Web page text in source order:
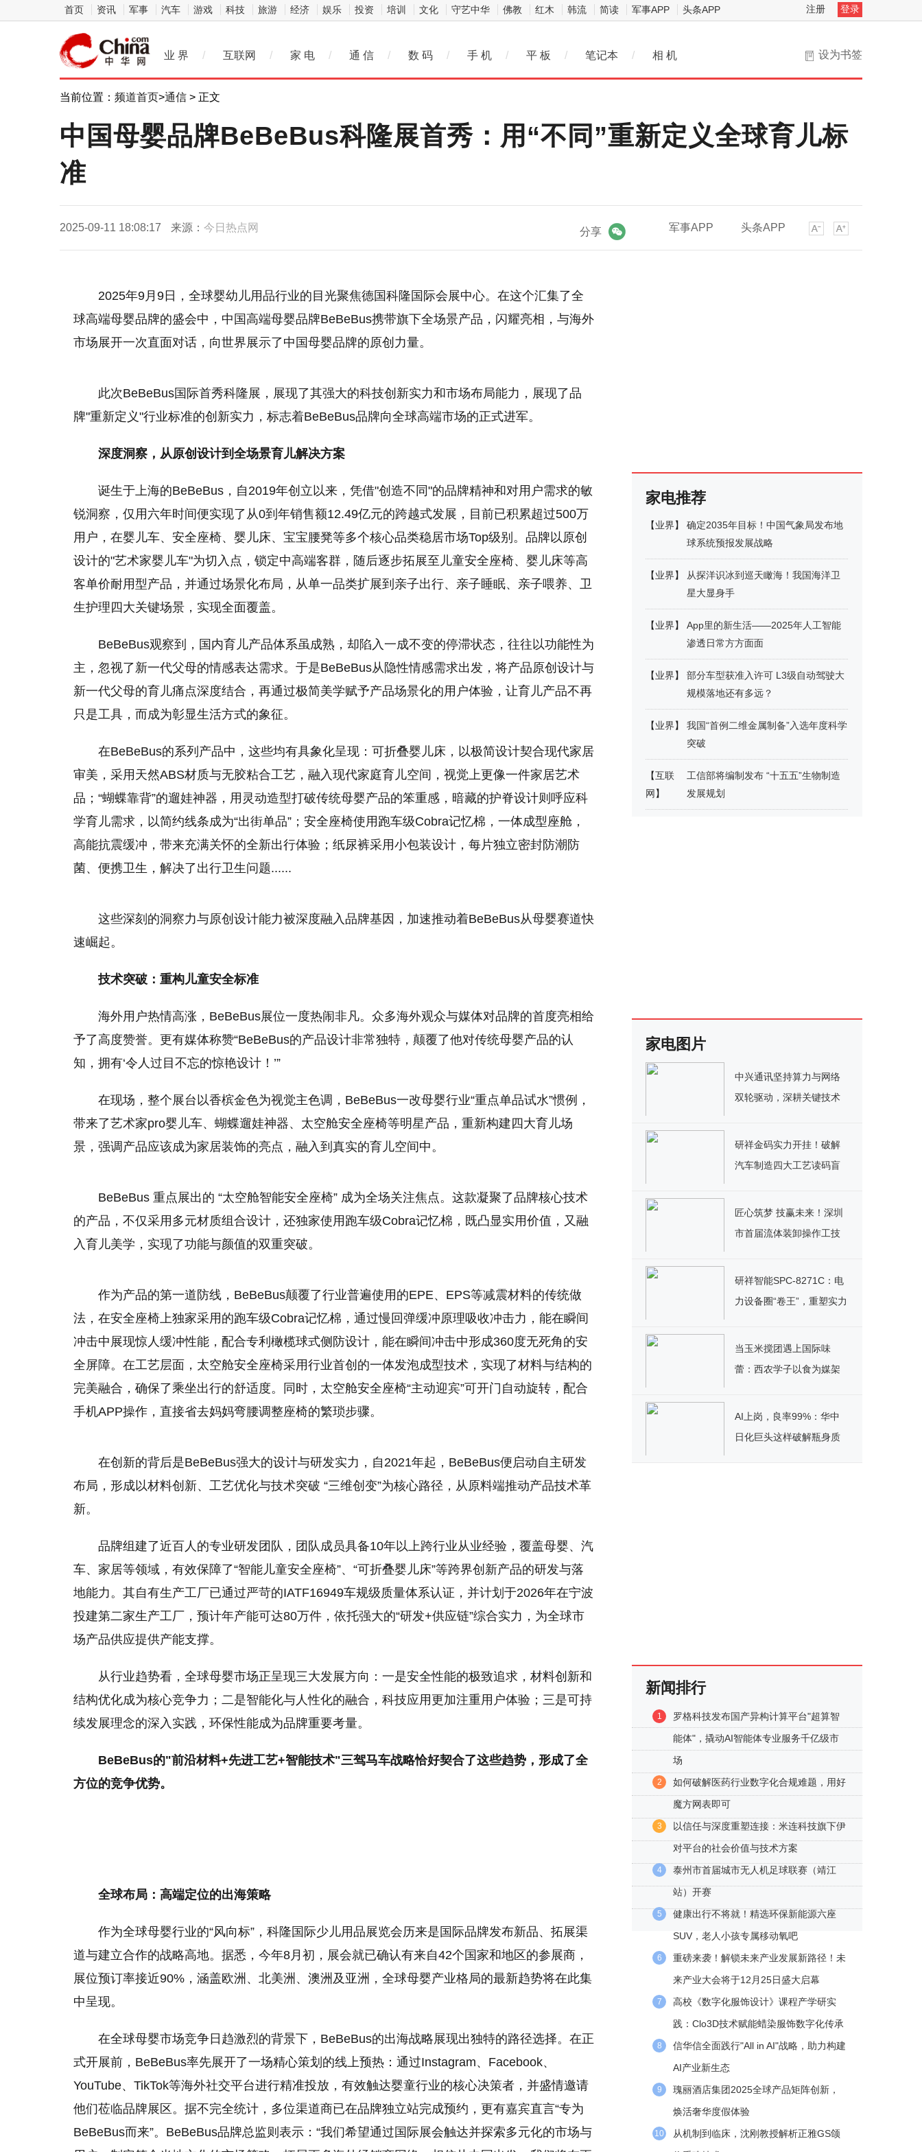
首页 资讯 军事 汽车 游戏 科技 旅游 经济 娱乐 投资 培训 文化 守艺中华 佛教 红木 韩流 简读 军事APP 头条APP 注册 登录
设为书签
业 界 / 互联网 / 家 电 / 通 信 / 数 码 / 手 机 / 平 板 / 笔记本 / 相 机
当前位置： 频道首页>通信 > 正文
中国母婴品牌BeBeBus科隆展首秀：用“不同”重新定义全球育儿标
准
2025-09-11 18:08:17 来源： 今日热点网 军事APP 头条APP
分享
2025年9月9日，全球婴幼儿用品行业的目光聚焦德国科隆国际会展中心。在这个汇集了全
球高端母婴品牌的盛会中，中国高端母婴品牌BeBeBus携带旗下全场景产品，闪耀亮相，与海外
市场展开一次直面对话，向世界展示了中国母婴品牌的原创力量。
此次BeBeBus国际首秀科隆展，展现了其强大的科技创新实力和市场布局能力，展现了品
牌"重新定义"行业标准的创新实力，标志着BeBeBus品牌向全球高端市场的正式进军。
深度洞察 ，从原创设计到全场景育儿解决方案
诞生于上海的BeBeBus，自2019年创立以来，凭借"创造不同"的品牌精神和对用户需求的敏
锐洞察，仅用六年时间便实现了从0到年销售额12.49亿元的跨越式发展，目前已积累超过500万
用户，在婴儿车、安全座椅、婴儿床、宝宝腰凳等多个核心品类稳居市场Top级别。品牌以原创
设计的"艺术家婴儿车"为切入点，锁定中高端客群，随后逐步拓展至儿童安全座椅、婴儿床等高
客单价耐用型产品，并通过场景化布局，从单一品类扩展到亲子出行、亲子睡眠、亲子喂养、卫
生护理四大关键场景，实现全面覆盖。
BeBeBus观察到，国内育儿产品体系虽成熟，却陷入一成不变的停滞状态，往往以功能性为
主，忽视了新一代父母的情感表达需求。于是BeBeBus从隐性情感需求出发，将产品原创设计与
新一代父母的育儿痛点深度结合，再通过极简美学赋予产品场景化的用户体验，让育儿产品不再
只是工具，而成为彰显生活方式的象征。
在BeBeBus的系列产品中，这些均有具象化呈现：可折叠婴儿床，以极简设计契合现代家居
审美，采用天然ABS材质与无胶粘合工艺，融入现代家庭育儿空间，视觉上更像一件家居艺术
品；“蝴蝶靠背”的遛娃神器，用灵动造型打破传统母婴产品的笨重感，暗藏的护脊设计则呼应科
学育儿需求，以简约线条成为“出街单品”；安全座椅使用跑车级Cobra记忆棉，一体成型座舱，
高能抗震缓冲，带来充满关怀的全新出行体验；纸尿裤采用小包装设计，每片独立密封防潮防
菌、便携卫生，解决了出行卫生问题......
这些深刻的洞察力与原创设计能力被深度融入品牌基因，加速推动着BeBeBus从母婴赛道快
速崛起。
技术突破：重构儿童安全标准
海外用户热情高涨，BeBeBus展位一度热闹非凡。众多海外观众与媒体对品牌的首度亮相给
予了高度赞誉。更有媒体称赞“BeBeBus的产品设计非常独特，颠覆了他对传统母婴产品的认
知，拥有‘令人过目不忘的惊艳设计！’”
在现场，整个展台以香槟金色为视觉主色调，BeBeBus一改母婴行业“重点单品试水”惯例，
带来了艺术家pro婴儿车、蝴蝶遛娃神器、太空舱安全座椅等明星产品，重新构建四大育儿场
景，强调产品应该成为家居装饰的亮点，融入到真实的育儿空间中。
BeBeBus 重点展出的 “太空舱智能安全座椅” 成为全场关注焦点。这款凝聚了品牌核心技术
的产品，不仅采用多元材质组合设计，还独家使用跑车级Cobra记忆棉，既凸显实用价值，又融
入育儿美学，实现了功能与颜值的双重突破。
作为产品的第一道防线，BeBeBus颠覆了行业普遍使用的EPE、EPS等减震材料的传统做
法，在安全座椅上独家采用的跑车级Cobra记忆棉，通过慢回弹缓冲原理吸收冲击力，能在瞬间
冲击中展现惊人缓冲性能，配合专利橄榄球式侧防设计，能在瞬间冲击中形成360度无死角的安
全屏障。在工艺层面，太空舱安全座椅采用行业首创的一体发泡成型技术，实现了材料与结构的
完美融合，确保了乘坐出行的舒适度。同时，太空舱安全座椅“主动迎宾”可开门自动旋转，配合
手机APP操作，直接省去妈妈弯腰调整座椅的繁琐步骤。
在创新的背后是BeBeBus强大的设计与研发实力，自2021年起，BeBeBus便启动自主研发
布局，形成以材料创新、工艺优化与技术突破 “三维创变”为核心路径，从原料端推动产品技术革
新。
品牌组建了近百人的专业研发团队，团队成员具备10年以上跨行业从业经验，覆盖母婴、汽
车、家居等领域，有效保障了“智能儿童安全座椅”、“可折叠婴儿床”等跨界创新产品的研发与落
地能力。其自有生产工厂已通过严苛的IATF16949车规级质量体系认证，并计划于2026年在宁波
投建第二家生产工厂，预计年产能可达80万件，依托强大的“研发+供应链”综合实力，为全球市
场产品供应提供产能支撑。
从行业趋势看，全球母婴市场正呈现三大发展方向：一是安全性能的极致追求，材料创新和
结构优化成为核心竞争力；二是智能化与人性化的融合，科技应用更加注重用户体验；三是可持
续发展理念的深入实践，环保性能成为品牌重要考量。
BeBeBus的"前沿材料+先进工艺+智能技术"三驾马车战略恰好契合了这些趋势，形成了全
方位的竞争优势。
全球布局：高端定位的出海策略
作为全球母婴行业的“风向标”，科隆国际少儿用品展览会历来是国际品牌发布新品、拓展渠
道与建立合作的战略高地。据悉，今年8月初，展会就已确认有来自42个国家和地区的参展商，
展位预订率接近90%，涵盖欧洲、北美洲、澳洲及亚洲，全球母婴产业格局的最新趋势将在此集
中呈现。
在全球母婴市场竞争日趋激烈的背景下，BeBeBus的出海战略展现出独特的路径选择。在正
式开展前，BeBeBus率先展开了一场精心策划的线上预热：通过Instagram、Facebook、
YouTube、TikTok等海外社交平台进行精准投放，有效触达婴童行业的核心决策者，并盛情邀请
他们莅临品牌展区。据不完全统计，多位渠道商已在品牌独立站完成预约，更有嘉宾直言“专为
BeBeBus而来”。BeBeBus品牌总监则表示：“我们希望通过国际展会触达并探索多元化的市场与
家电推荐
【业界】
确定2035年目标！中国气象局发布地
球系统预报发展战略
【业界】
从探洋识冰到巡天瞰海！我国海洋卫
星大显身手
【业界】
App里的新生活——2025年人工智能
渗透日常方方面面
【业界】
部分车型获准入许可 L3级自动驾驶大
规模落地还有多远？
【业界】
我国“首例二维金属制备”入选年度科学
突破
【互联
网 】
工信部将编制发布 “十五五”生物制造
发展规划
家电图片
中兴通讯坚持算力与网络
双轮驱动，深耕关键技术
研祥金码实力开挂！破解
汽车制造四大工艺读码盲
匠心筑梦 技赢未来！深圳
市首届流体装卸操作工技
研祥智能SPC-8271C：电
力设备圈“卷王”，重塑实力
当玉米搅团遇上国际味
蕾：西农学子以食为媒架
AI上岗，良率99%：华中
日化巨头这样破解瓶身质
新闻排行
1
罗格科技发布国产异构计算平台"超算智
能体"，撬动AI智能体专业服务千亿级市
场
2
如何破解医药行业数字化合规难题，用好
魔方网表即可
3
以信任与深度重塑连接：米连科技旗下伊
对平台的社会价值与技术方案
4
泰州市首届城市无人机足球联赛（靖江
站）开赛
5
健康出行不将就！精选环保新能源六座
SUV，老人小孩专属移动氧吧
6
重磅来袭！解锁未来产业发展新路径！未
来产业大会将于12月25日盛大启幕
7
高校《数字化服饰设计》课程产学研实
践：Clo3D技术赋能蜡染服饰数字化传承
8
信华信全面践行"All in AI"战略，助力构建
AI产业新生态
9
瑰丽酒店集团2025全球产品矩阵创新，
焕活奢华度假体验
10
从机制到临床，沈刚教授解析正雅GS颌